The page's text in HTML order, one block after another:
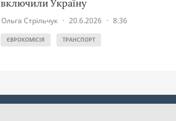
включили Україну
Ольга Стрільчук · 20.6.2026 · 8:36
ЄВРОКОМІСІЯ ТРАНСПОРТ